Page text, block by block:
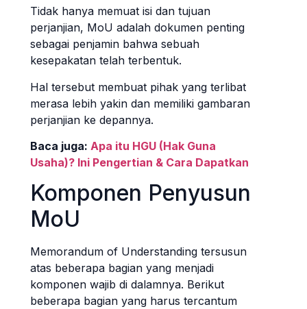
Tidak hanya memuat isi dan tujuan
perjanjian, MoU adalah dokumen penting
sebagai penjamin bahwa sebuah
kesepakatan telah terbentuk.
Hal tersebut membuat pihak yang terlibat
merasa lebih yakin dan memiliki gambaran
perjanjian ke depannya.
Baca juga: Apa itu HGU (Hak Guna
Usaha)? Ini Pengertian & Cara Dapatkan
Komponen Penyusun
MoU
Memorandum of Understanding tersusun
atas beberapa bagian yang menjadi
komponen wajib di dalamnya. Berikut
beberapa bagian yang harus tercantum